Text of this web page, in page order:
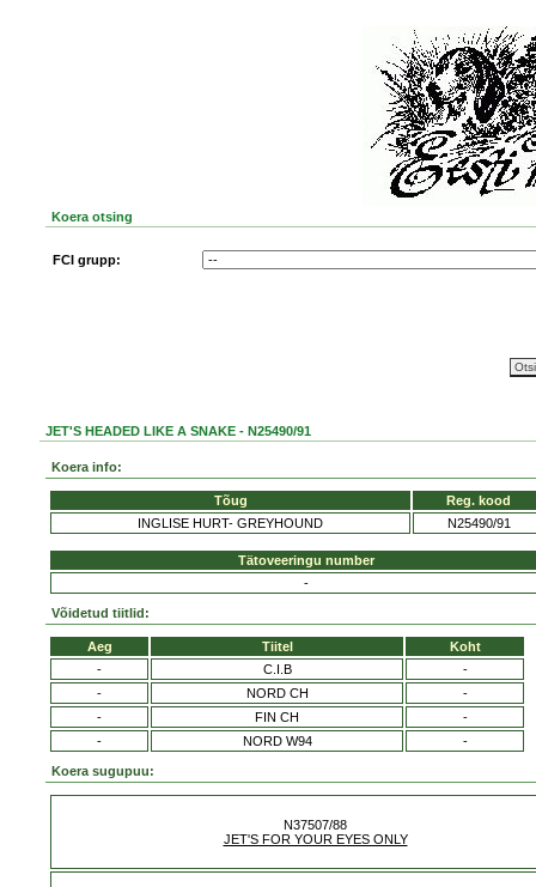
Koera otsing
FCI grupp:
JET'S HEADED LIKE A SNAKE - N25490/91
Koera info:
Tõug
Reg. kood
INGLISE HURT- GREYHOUND
N25490/91
Tätoveeringu number
-
Võidetud tiitlid:
Aeg Tiitel
Koht
-
C.I.B
-
-
NORD CH
-
-
FIN CH
-
-
NORD W94 -
Koera sugupuu:
N37507/88
JET'S FOR YOUR EYES ONLY